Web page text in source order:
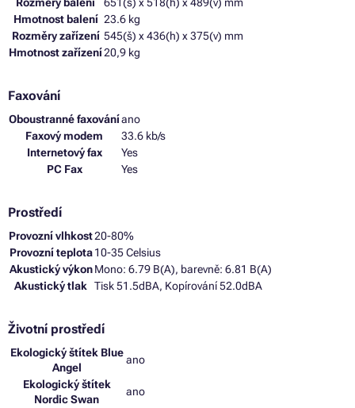
Hmotnost balení 23.6 kg
Rozměry zařízení 545(š) x 436(h) x 375(v) mm
Hmotnost zařízení20,9 kg
Faxování
Oboustranné faxováníano
Faxový modem
33.6 kb/s
Internetový fax
Yes
PC Fax
Yes
Prostředí
Provozní vlhkost20-80%
Provozní teplota 10-35 Celsius
Akustický výkon Mono: 6.79 B(A), barevně: 6.81 B(A)
Akustický tlak
Tisk 51.5dBA, Kopírování 52.0dBA
Životní prostředí
Ekologický štítek Blue
Angel
ano
Ekologický štítek
Nordic Swan
ano